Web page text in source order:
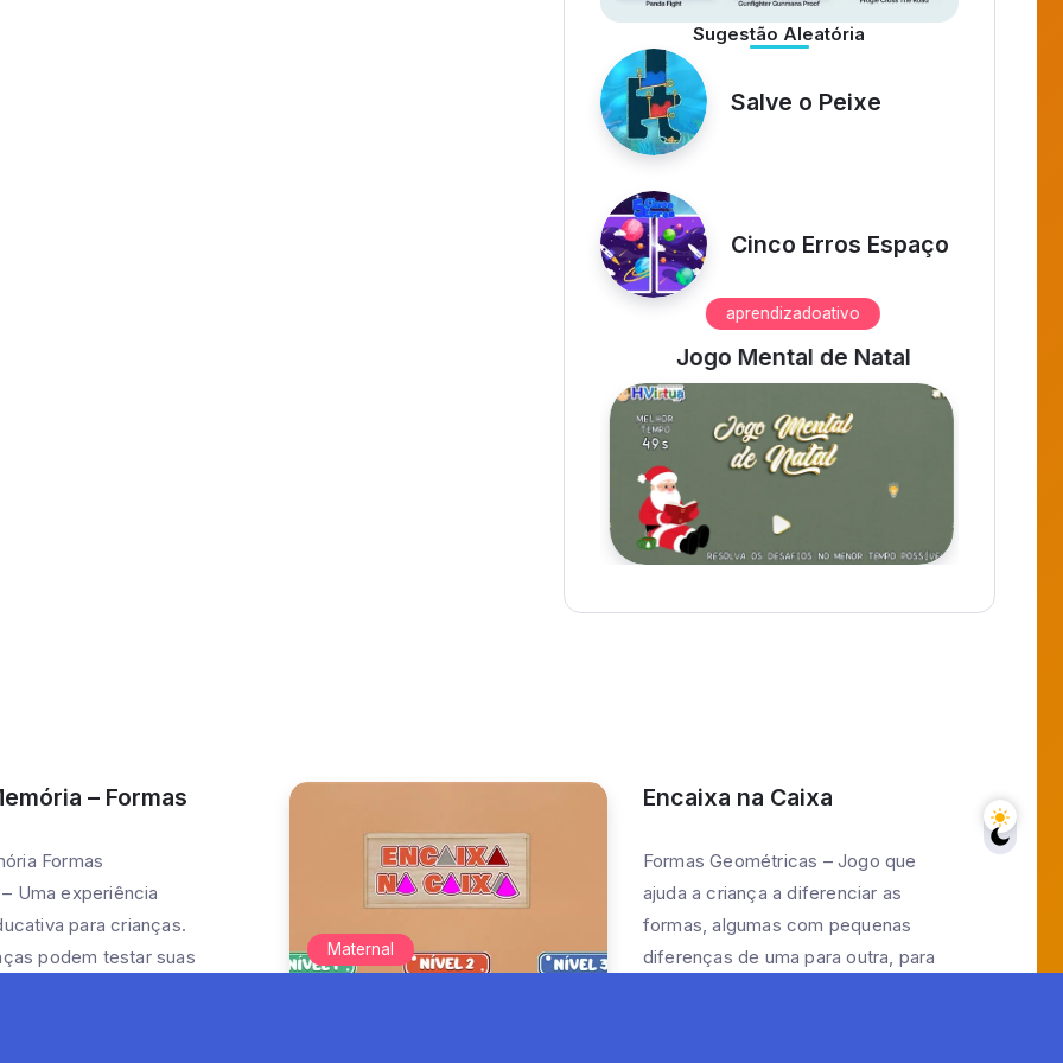
Sugestão Aleatória
Salve o Peixe
Cinco Erros Espaço
aprendizadoativo
Jogo Mental de Natal
– Formas
Formas
Uma experiência
para crianças.
podem testar suas
Maternal
Encaixa na Caixa
Formas Geométricas – Jogo que
ajuda a criança a diferenciar as
formas, algumas com pequenas
diferenças de uma para outra, para